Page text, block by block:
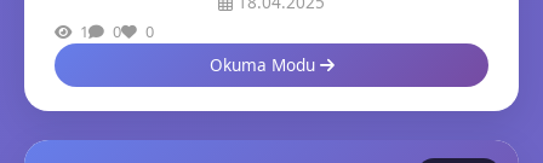
1 0 0
Okuma Modu